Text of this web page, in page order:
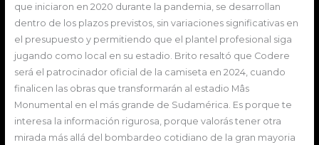
que iniciaron en 2020 durante la pandemia, se desarrollan
dentro de los plazos previstos, sin variaciones significativas en
el presupuesto y permitiendo que el plantel profesional siga
jugando como local en su estadio. Brito resaltó que Codere
será el patrocinador oficial de la camiseta en 2024, cuando
finalicen las obras que transformarán al estadio Mâs
Monumental en el más grande de Sudamérica. Es porque te
interesa la información rigurosa, porque valorás tener otra
mirada más allá del bombardeo cotidiano de la gran mayoria